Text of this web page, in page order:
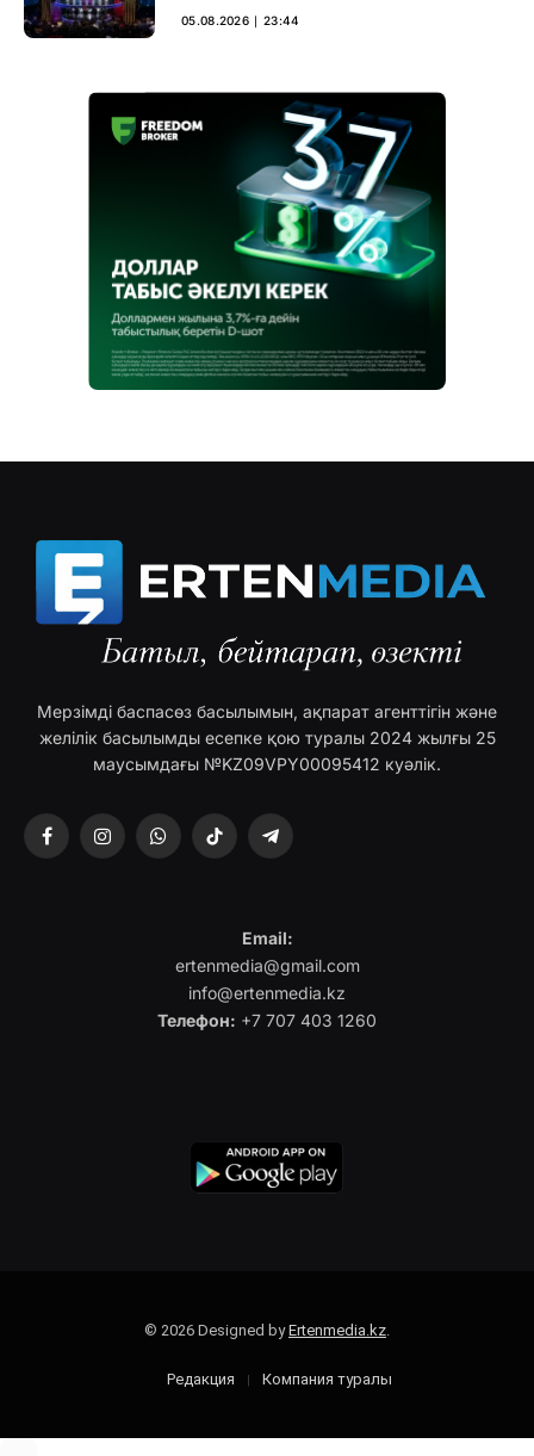
05.08.2026 ∣ 23:44
Мерзімді баспасөз басылымын, ақпарат агенттігін және
желілік басылымды есепке қою туралы 2024 жылғы 25
маусымдағы №KZ09VPY00095412 куәлік.
FacebookInstagramWhatsAppTikTok Telegram
Email:
ertenmedia@gmail.com
info@ertenmedia.kz
Телефон: +7 707 403 1260
© 2026 Designed byErtenmedia.kz.
Редакция Компания туралы